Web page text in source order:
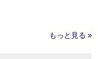
もっと見る »